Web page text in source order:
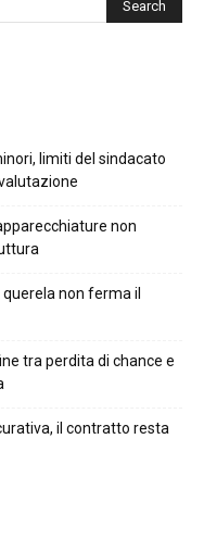
limiti del sindacato
non
non ferma il
tra perdita di chance e
il contratto resta